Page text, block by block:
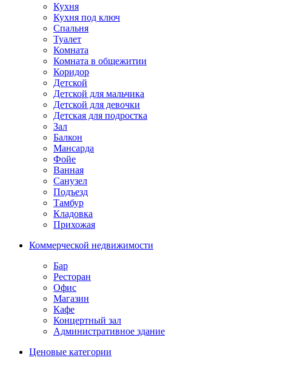
Кухня
Кухня под ключ
Спальня
Туалет
Комната
Комната в общежитии
Коридор
Детской
Детской для мальчика
Детской для девочки
Детская для подростка
Зал
Балкон
Мансарда
Фойе
Ванная
Санузел
Подъезд
Тамбур
Кладовка
Прихожая
Коммерческой недвижимости
Бар
Ресторан
Офис
Магазин
Кафе
Концертный зал
Административное здание
Ценовые категории